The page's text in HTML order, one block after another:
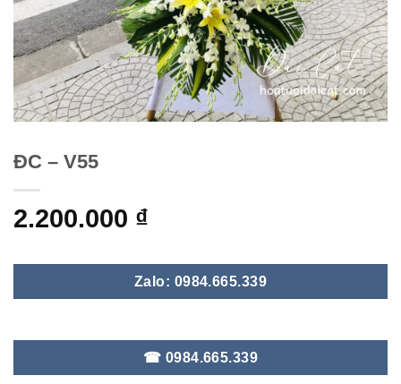
ĐC – V55
2.200.000 ₫
Zalo: 0984.665.339
☎ 0984.665.339